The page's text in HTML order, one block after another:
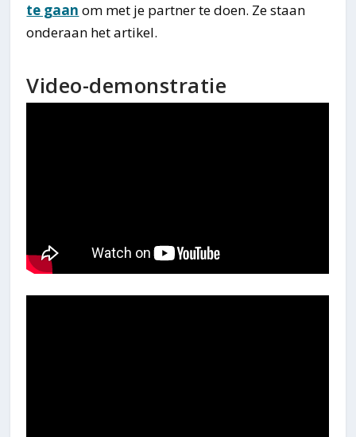
te gaan om met je partner te doen. Ze staan
onderaan het artikel.
Video-demonstratie